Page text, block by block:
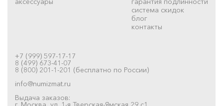
система скидок
блог
контакты
+7 (999) 597-17-17
8 (499) 673-41-07
8 (800) 201-1-201 (бесплатно по России)
info@numizmat.ru
Выдача заказов: